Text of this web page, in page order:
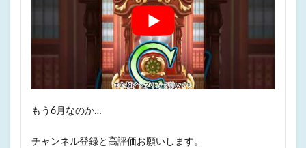
もう6月なのか…
チャンネル登録と高評価お願いします。